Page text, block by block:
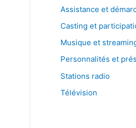
Assistance et
Casting et
Musique et
Personnalités et
Stations radio
Télévision